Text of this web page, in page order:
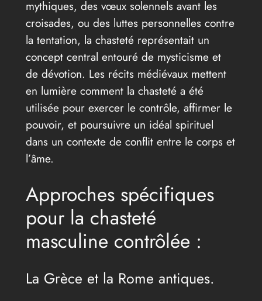
mythiques, des vœux solennels avant les
croisades, ou des luttes personnelles contre
la tentation, la chasteté représentait un
concept central entouré de mysticisme et
de dévotion. Les récits médiévaux mettent
en lumière comment la chasteté a été
utilisée pour exercer le contrôle, affirmer le
pouvoir, et poursuivre un idéal spirituel
dans un contexte de conflit entre le corps et
l’âme.
Approches spécifiques
pour la chasteté
masculine contrôlée :
La Grèce et la Rome antiques.